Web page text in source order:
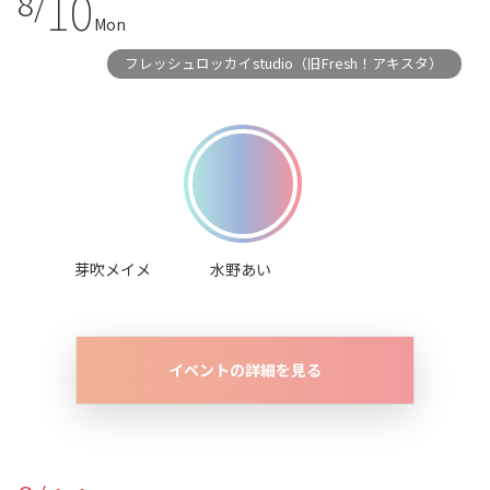
Mon
フレッシュロッカイstudio（旧Fresh！アキスタ）
芽吹メイメ 水野あい
イベントの詳細を見る